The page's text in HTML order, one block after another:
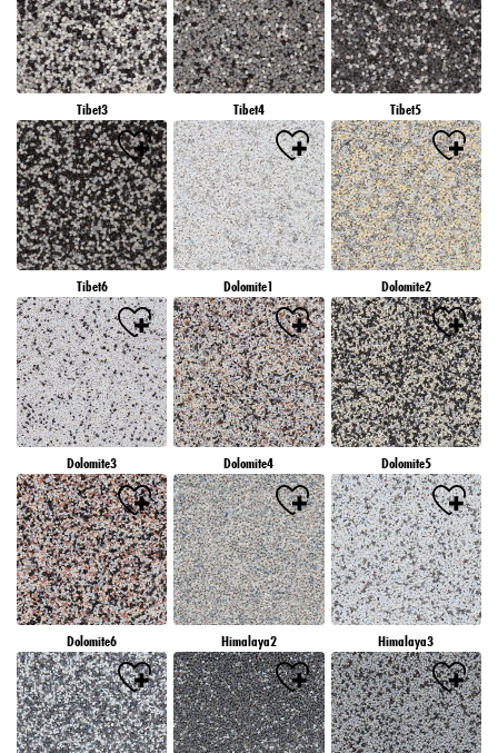
Tibet3 Tibet4 Tibet5
Tibet6 Dolomite1 Dolomite2
Dolomite3 Dolomite4 Dolomite5
Dolomite6 Himalaya2 Himalaya3
részletes információkat, amelyek az alábbi „Sütik beállítása” gombra kattintva érhetők
el.
Ha a „Sütik beállítása” gombra kattint, további információkat talál az adatainak
kezeléséről, a sütik használatáról, és a fenti célok szerint engedélyezheti azok
használatát. A „Összes elfogadása” gombra kattintva Ön hozzájárul a sütik
használatához, valamint személyes adatainak a fent említett célokra történő kezeléséhez.
Ha az „Összes elutasítása” gombra kattint, akkor csak olyan sütiket használunk,
amelyek technikailag szükségesek ahhoz, hogy a weboldalt az Ön számára elérhetővé
tegyük.